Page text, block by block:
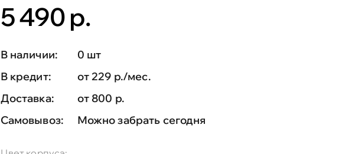
5 490 р.
В наличии:
0 шт
В кредит:
от 229 р./мес.
Доставка:
от 800 р.
Самовывоз:
Можно забрать сегодня